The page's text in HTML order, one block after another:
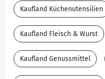
Kaufland Küchenutensilien
Kaufland Fleisch & Wurst
Kaufland Genussmittel